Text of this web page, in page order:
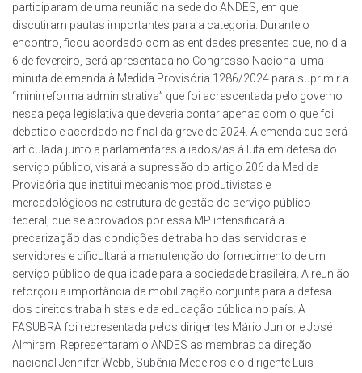
participaram de uma reunião na sede do ANDES, em que
discutiram pautas importantes para a categoria. Durante o
encontro, ficou acordado com as entidades presentes que, no dia
6 de fevereiro, será apresentada no Congresso Nacional uma
minuta de emenda à Medida Provisória 1286/2024 para suprimir a
“minirreforma administrativa” que foi acrescentada pelo governo
nessa peça legislativa que deveria contar apenas com o que foi
debatido e acordado no final da greve de 2024. A emenda que será
articulada junto a parlamentares aliados/as à luta em defesa do
serviço público, visará a supressão do artigo 206 da Medida
Provisória que institui mecanismos produtivistas e
mercadológicos na estrutura de gestão do serviço público
federal, que se aprovados por essa MP intensificará a
precarização das condições de trabalho das servidoras e
servidores e dificultará a manutenção do fornecimento de um
serviço público de qualidade para a sociedade brasileira. A reunião
reforçou a importância da mobilização conjunta para a defesa
dos direitos trabalhistas e da educação pública no país. A
FASUBRA foi representada pelos dirigentes Mário Junior e José
Almiram. Representaram o ANDES as membras da direção
nacional Jennifer Webb, Subênia Medeiros e o dirigente Luis